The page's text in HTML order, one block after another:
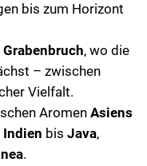
bis zum Horizont
, wo die
– zwischen
Vielfalt.
Aromen Asiens
Indien bis Java,
.